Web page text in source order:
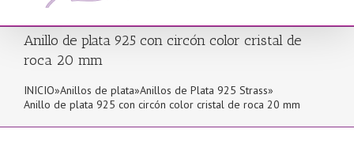
Anillo de plata 925 con circón color cristal de
roca 20 mm
INICIO»Anillos de plata»Anillos de Plata 925 Strass»
Anillo de plata 925 con circón color cristal de roca 20 mm